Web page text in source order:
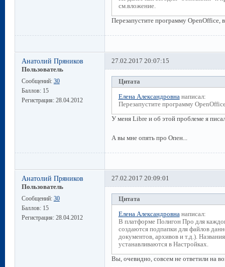
см.вложение.
Перезапустите программу OpenOffice,
Анатолий Пряников
Пользователь
Сообщений: 30
Баллов: 15
Регистрация: 28.04.2012
27.02.2017 20:07:15
Цитата
Елена Александровнанаписал:
Перезапустите программу
У меня Libre и об этой проблеме я
А вы мне опять про Опен...
Анатолий Пряников
Пользователь
Сообщений: 30
Баллов: 15
Регистрация: 28.04.2012
27.02.2017 20:09:01
Цитата
Елена Александровнанаписал:
В платформе Полигон Про для
создаются подпапки для файлов
документов, архивов и т.д.).
устанавливаются в Настройках.
Вы, очевидно, совсем не ответили на